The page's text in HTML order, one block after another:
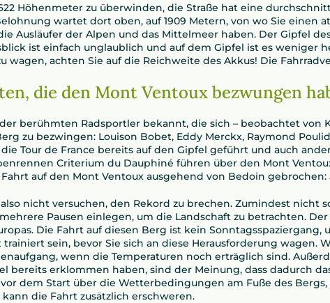
Höhenmeter zu überwinden, die Straße hat eine
wartet dort oben, auf 1909 Metern, von wo Sie einen
Ausläufer der Alpen und das Mittelmeer haben. Der Gipfel
ist einfach unglaublich und auf dem Gipfel ist es weniger
wagen, achten Sie auf die Reichweite des Akkus! Die
die den Mont Ventoux bezwungen
berühmten Radsportler bekannt, die sich – beobachtet von
zu bezwingen: Louison Bobet, Eddy Merckx, Raymond
die Tour de France bereits auf den Gipfel geführt und auch
Criterium du Dauphiné führen über den Mont
auf den Mont Ventoux ausgehend von Bedoin gebrochen:
nicht versuchen, den Rekord zu brechen. Zumindest nicht
Pausen einlegen, um die Landschaft zu betrachten.
Die Fahrt auf diesen Berg ist kein
sein, bevor Sie sich an diese Herausforderung wagen.
wenn die Temperaturen noch erträglich sind.
bereits erklommen haben, sind der Meinung, dass dadurch
dem Start über die Wetterbedingungen am Fuße des
die Fahrt zusätzlich erschweren.